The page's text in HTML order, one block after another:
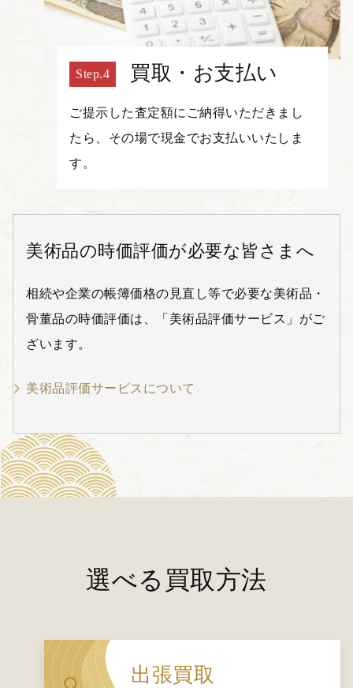
買取・お支払い
ご提示した査定額にご納得いただきまし
たら、その場で現金でお支払いいたしま
す。
美術品の時価評価が必要な皆さまへ
相続や企業の帳簿価格の見直し等で必要な美術品・
骨董品の時価評価は、「美術品評価サービス」がご
ざいます。
美術品評価サービスについて
選べる買取方法
出張買取